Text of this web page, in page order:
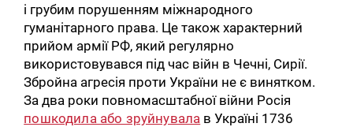
і грубим порушенням міжнародного
гуманітарного права. Це також характерний
прийом армії РФ, який регулярно
використовувався під час війн в Чечні, Сирії.
Збройна агресія проти України не є винятком.
За два роки повномасштабної війни Росія
пошкодила або зруйнувала в Україні 1736